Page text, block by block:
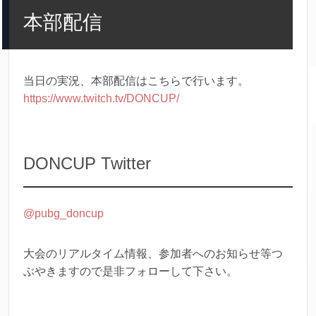
本部配信
当日の実況、本部配信はこちらで行います。
https://www.twitch.tv/DONCUP/
DONCUP Twitter
@pubg_doncup
大会のリアルタイム情報、参加者へのお知らせ等つ
ぶやきますので是非フォローして下さい。